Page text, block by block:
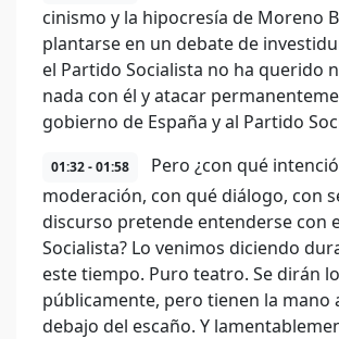
cinismo y la hipocresía de Moreno
plantarse en un debate de
el Partido Socialista no ha querido
nada con él y atacar
gobierno de España y al Partido
01:32 - 01:58
Pero ¿con qué
moderación, con qué diálogo, con
discurso pretende entenderse con
Socialista? Lo venimos diciendo
este tiempo. Puro teatro. Se dirán
públicamente, pero tienen la mano
debajo del escaño. Y